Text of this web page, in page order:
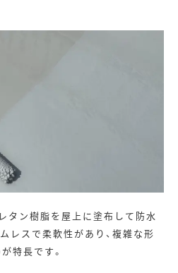
タン樹脂を屋上に塗布して防水
レスで柔軟性があり、複雑な形
特長です。